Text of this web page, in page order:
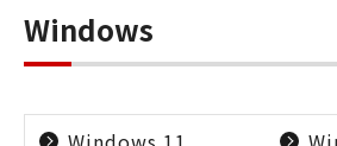
Windows